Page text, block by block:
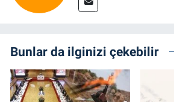
Bunlar da ilginizi çekebilir